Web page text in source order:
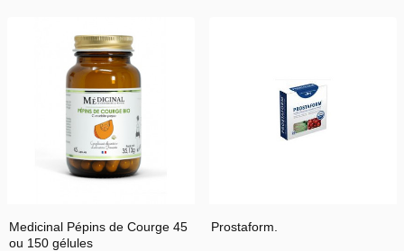
Medicinal Pépins de Courge 45
ou 150 gélules
Prostaform.